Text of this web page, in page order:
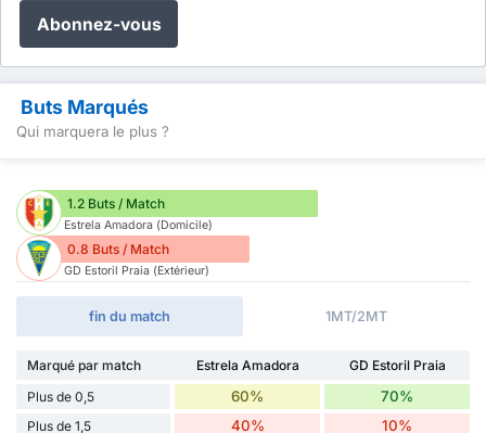
Abonnez-vous
Buts Marqués
Qui marquera le plus ?
1.2 Buts / Match
Estrela Amadora (Domicile)
0.8 Buts / Match
GD Estoril Praia (Extérieur)
fin du match 1MT/2MT
Marqué par match Estrela Amadora
GD Estoril Praia
Plus de 0,5
60% 70%
Plus de 1,5 40% 10%